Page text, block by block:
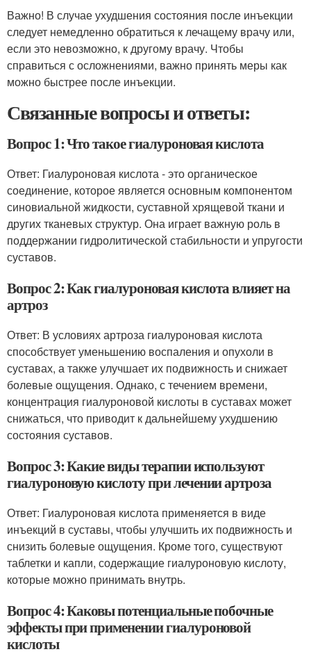
Важно! В случае ухудшения состояния после инъекции
следует немедленно обратиться к лечащему врачу или,
если это невозможно, к другому врачу. Чтобы
справиться с осложнениями, важно принять меры как
можно быстрее после инъекции.
Связанные вопросы и ответы:
Вопрос 1: Что такое гиалуроновая кислота
Ответ: Гиалуроновая кислота - это органическое
соединение, которое является основным компонентом
синовиальной жидкости, суставной хрящевой ткани и
других тканевых структур. Она играет важную роль в
поддержании гидролитической стабильности и упругости
суставов.
Вопрос 2: Как гиалуроновая кислота влияет на
артроз
Ответ: В условиях артроза гиалуроновая кислота
способствует уменьшению воспаления и опухоли в
суставах, а также улучшает их подвижность и снижает
болевые ощущения. Однако, с течением времени,
концентрация гиалуроновой кислоты в суставах может
снижаться, что приводит к дальнейшему ухудшению
состояния суставов.
Вопрос 3: Какие виды терапии используют
гиалуроновую кислоту при лечении артроза
Ответ: Гиалуроновая кислота применяется в виде
инъекций в суставы, чтобы улучшить их подвижность и
снизить болевые ощущения. Кроме того, существуют
таблетки и капли, содержащие гиалуроновую кислоту,
которые можно принимать внутрь.
Вопрос 4: Каковы потенциальные побочные
эффекты при применении гиалуроновой
кислоты